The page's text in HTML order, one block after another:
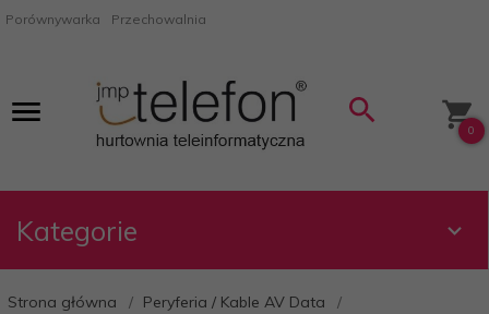
Porównywarka Przechowalnia
0
Kategorie
Strona główna Peryferia / Kable AV Data